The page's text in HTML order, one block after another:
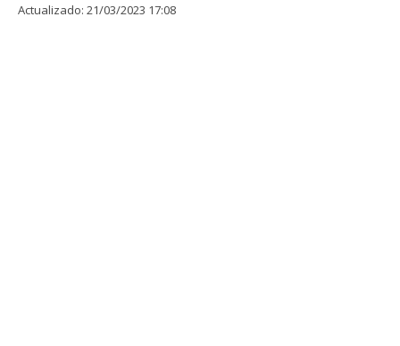
Actualizado: 21/03/2023 17:08